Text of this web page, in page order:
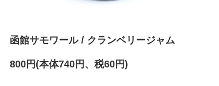
函館サモワール / クランベリージャム
800円(本体740円、税60円)